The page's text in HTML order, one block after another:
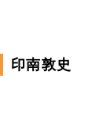
印南敦史